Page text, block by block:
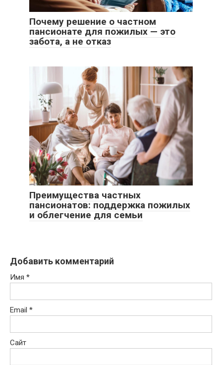
Почему решение о частном
пансионате для пожилых — это
забота, а не отказ
Преимущества частных
пансионатов: поддержка пожилых
и облегчение для семьи
Добавить комментарий
Имя *
Email *
Сайт